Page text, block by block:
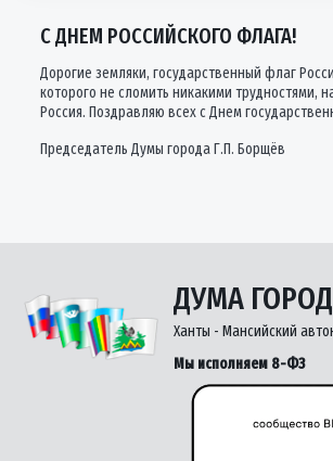
С ДНЕМ РОССИЙСКОГО ФЛАГА!
Дорогие земляки, государственный флаг
которого не сломить никакими
Россия. Поздравляю всех с Днем
Председатель Думы города Г.П. Борщёв
ДУМА
Ханты - Мансийский
Мы исполняем 8-ФЗ